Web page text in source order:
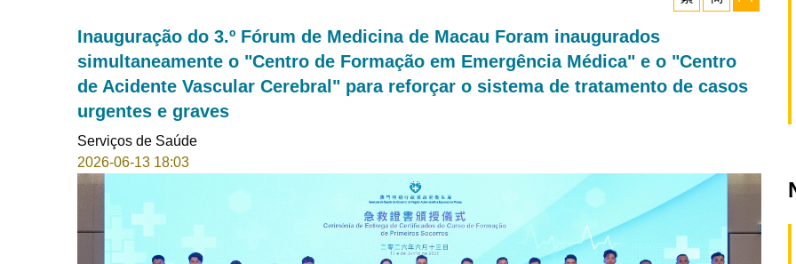
Inauguração do 3.º Fórum de Medicina de Macau Foram inaugurados
simultaneamente o "Centro de Formação em Emergência Médica" e o "Centro
de Acidente Vascular Cerebral" para reforçar o sistema de tratamento de casos
urgentes e graves
Serviços de Saúde
2026-06-13 18:03